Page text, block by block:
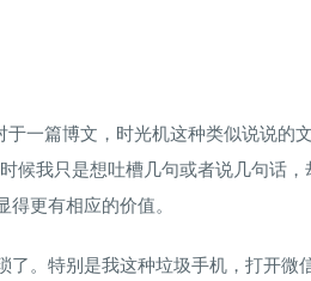
一篇博文，时光机这种类似说说的
候我只是想吐槽几句或者说几句话
更有相应的价值。
了。特别是我这种垃圾手机，打开微